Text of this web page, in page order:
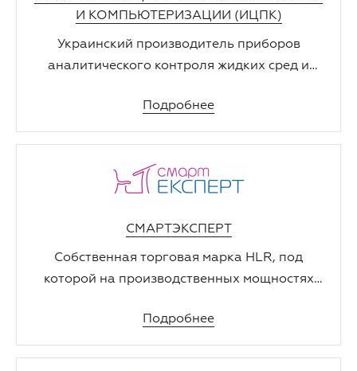
И КОМПЬЮТЕРИЗАЦИИ (ИЦПК)
Украинский производитель приборов
аналитического контроля жидких сред и
Подробнее
СМАРТЭКСПЕРТ
Собственная торговая марка HLR, под
которой на производственных мощностях
специальная ученическая мебель для
кабинетов физики, химии и биологии.
Подробнее